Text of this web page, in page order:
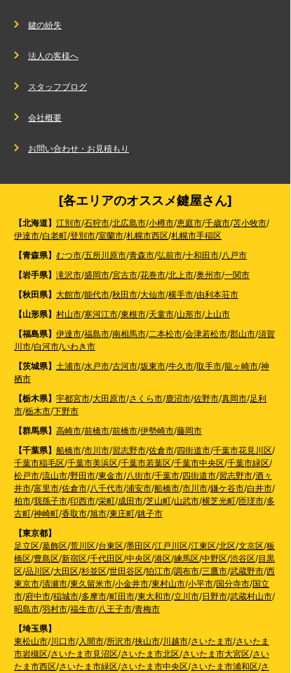
鍵の紛失
法人の客様へ
スタッフブログ
会社概要
お問い合わせ・お見積もり
[各エリアのオススメ鍵屋さん]
【北海道】 江別市/石狩市/北広島市/小樽市/恵庭市/千歳市/苫小牧市/
伊達市/白老町/登別市/室蘭市/札幌市西区/札幌市手稲区
【青森県】 むつ市/五所川原市/青森市/弘前市/十和田市/八戸市
【岩手県】 滝沢市/盛岡市/宮古市/花巻市/北上市/奥州市/一関市
【秋田県】 大館市/能代市/秋田市/大仙市/横手市/由利本荘市
【山形県】 村山市/寒河江市/東根市/天童市/山形市/上山市
【福島県】 伊達市/福島市/南相馬市/二本松市/会津若松市/郡山市/須賀
川市/白河市/いわき市
【茨城県】 土浦市/水戸市/古河市/坂東市/牛久市/取手市/龍ヶ崎市/神
栖市
【栃木県】 宇都宮市/大田原市/さくら市/鹿沼市/佐野市/真岡市/足利
市/栃木市/下野市
【群馬県】 高崎市/前橋市/前橋市/伊勢崎市/藤岡市
【千葉県】 船橋市/市川市/習志野市/佐倉市/四街道市/千葉市花見川区/
千葉市稲毛区/千葉市美浜区/千葉市若葉区/千葉市中央区/千葉市緑区/
松戸市/流山市/野田市/東金市/八街市/千葉市/四街道市/習志野市/酒々
井市/富里市/佐倉市/八千代市/浦安市/船橋市/市川市/鎌ケ谷市/白井市/
柏市/我孫子市/印西市/栄町/成田市/芝山町/山武市/横芝光町/匝瑳市/多
古町/神崎町/香取市/旭市/東庄町/銚子市
【東京都】
足立区/葛飾区/荒川区/台東区/墨田区/江戸川区/江東区/北区/文京区/板
橋区/豊島区/新宿区/千代田区/中央区/港区/練馬区/中野区/渋谷区/目黒
区/品川区/大田区/杉並区/世田谷区/狛江市/調布市/三鷹市/武蔵野市/西
東京市/清瀬市/東久留米市/小金井市/東村山市/小平市/国分寺市/国立
市/府中市/稲城市/多摩市/町田市/東大和市/立川市/日野市/武蔵村山市/
昭島市/羽村市/福生市/八王子市/青梅市
【埼玉県】
東松山市/川口市/入間市/所沢市/挟山市/川越市/さいたま市/さいたま
市岩槻区/さいたま市見沼区/さいたま市北区/さいたま市大宮区/さい
たま市西区/さいたま市緑区/さいたま市中央区/さいたま市浦和区/さ